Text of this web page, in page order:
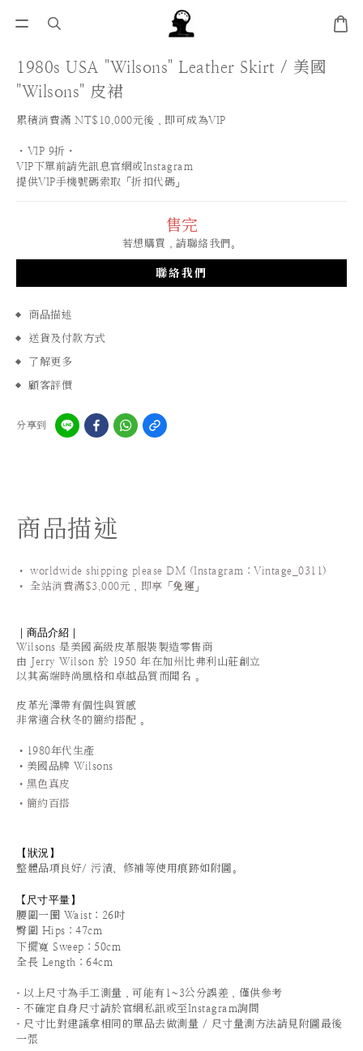
1980s USA "Wilsons" Leather Skirt / 美國
"Wilsons" 皮裙
累積消費滿 NT$10,000元後，即可成為VIP
・VIP 9折・
VIP下單前請先訊息官網或Instagram
提供VIP手機號碼索取「折扣代碼」
售完
若想購買，請聯絡我們。
聯絡我們
商品描述
送貨及付款方式
了解更多
顧客評價
分享到
商品描述
• worldwide shipping please DM (Instagram：Vintage_0311)
• 全站消費滿$3,000元，即享「 免運 」
｜商品介紹｜
Wilsons 是美國高級皮革服裝製造零售商
由 Jerry Wilson 於 1950 年在加州比弗利山莊創立
以其高端時尚風格和卓越品質而聞名 。
皮革光澤帶有個性與質感
非常適合秋冬的簡約搭配 。
•1980年代生產
•美國品牌 Wilsons
•黑色真皮
•簡約百搭
【狀況】
整體品項良好/ 污漬、修補等使用痕跡如附圖。
【 尺寸平量】
腰圍一圈 Waist ：26吋
臀圍 Hips ：47cm
下擺寬 Sweep ：50cm
全長 Length：64cm
- 以上尺寸為手工測量，可能有1~3公分誤差，僅供參考
- 不確定自身尺寸請於官網私訊或至Instagram詢問
- 尺寸比對建議拿相同的單品去做測量 / 尺寸量測方法請見附圖最後
一張